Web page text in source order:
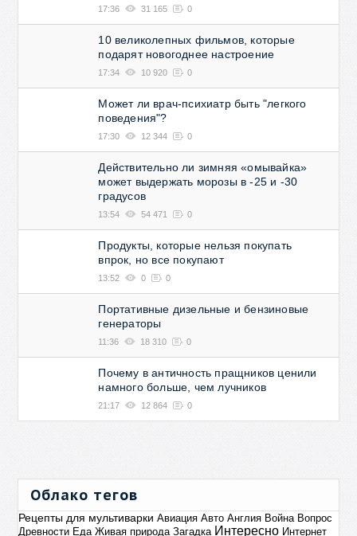
17:36 31 165 0
10 великолепных фильмов, которые
подарят новогоднее настроение
17:34 10 920 0
Может ли врач-психиатр быть "легкого
поведения"?
17:30 12 344 0
Действительно ли зимняя «омывайка»
может выдержать морозы в -25 и -30
градусов
13:54 54 471 0
Продукты, которые нельзя покупать
впрок, но все покупают
13:52 0 0
Портативные дизельные и бензиновые
генераторы
11:36 18 310 0
Почему в античность пращников ценили
намного больше, чем лучников
21:17 12 864 0
Облако тегов
Рецепты для мультиварки Авиация Авто Англия Война Вопрос
Древности Еда Живая природа Загадка Интересно Интернет